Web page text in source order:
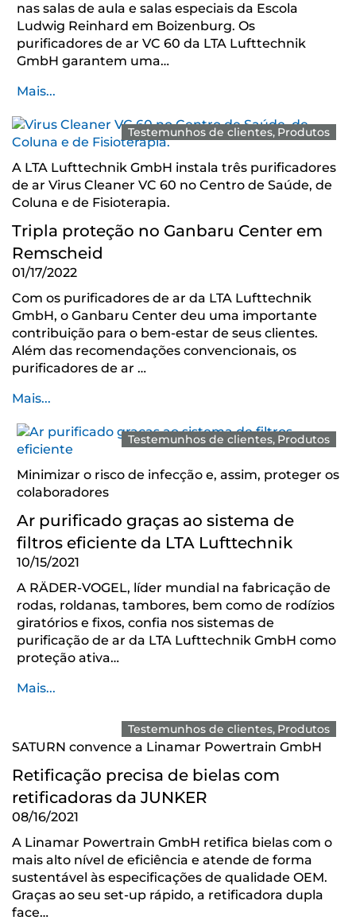
nas salas de aula e salas especiais da Escola
Ludwig Reinhard em Boizenburg. Os
purificadores de ar VC 60 da LTA Lufttechnik
GmbH garantem uma…
Mais...
Testemunhos de clientes Produtos
A LTA Lufttechnik GmbH instala três purificadores
de ar Virus Cleaner VC 60 no Centro de Saúde, de
Coluna e de Fisioterapia.
Tripla proteção no Ganbaru Center em
Remscheid
01/17/2022
Com os purificadores de ar da LTA Lufttechnik
GmbH, o Ganbaru Center deu uma importante
contribuição para o bem-estar de seus clientes.
Além das recomendações convencionais, os
purificadores de ar …
Mais...
Testemunhos de clientes Produtos
Minimizar o risco de infecção e, assim, proteger os
colaboradores
Ar purificado graças ao sistema de
filtros eficiente da LTA Lufttechnik
10/15/2021
A RÄDER-VOGEL, líder mundial na fabricação de
rodas, roldanas, tambores, bem como de rodízios
giratórios e fixos, confia nos sistemas de
purificação de ar da LTA Lufttechnik GmbH como
proteção ativa…
Mais...
Testemunhos de clientes Produtos
SATURN convence a Linamar Powertrain GmbH
Retificação precisa de bielas com
retificadoras da JUNKER
08/16/2021
A Linamar Powertrain GmbH retifica bielas com o
mais alto nível de eficiência e atende de forma
sustentável às especificações de qualidade OEM.
Graças ao seu set-up rápido, a retificadora dupla
face…